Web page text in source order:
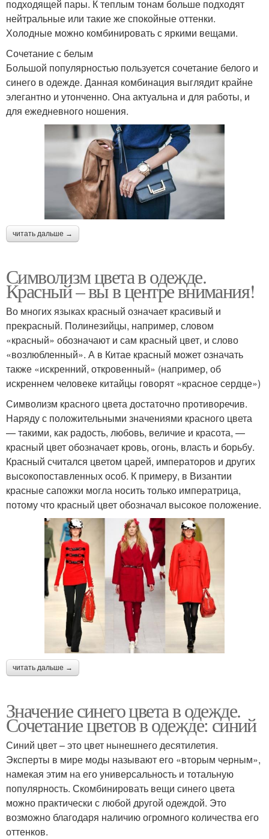
подходящей пары. К теплым тонам больше подходят
нейтральные или такие же спокойные оттенки.
Холодные можно комбинировать с яркими вещами.
Сочетание с белым
Большой популярностью пользуется сочетание белого и
синего в одежде. Данная комбинация выглядит крайне
элегантно и утонченно. Она актуальна и для работы, и
для ежедневного ношения.
читать дальше →
Символизм цвета в одежде.
Красный – вы в центре внимания!
Во многих языках красный означает красивый и
прекрасный. Полинезийцы, например, словом
«красный» обозначают и сам красный цвет, и слово
«возлюбленный». А в Китае красный может означать
также «искренний, откровенный» (например, об
искреннем человеке китайцы говорят «красное сердце»)
Символизм красного цвета достаточно противоречив.
Наряду с положительными значениями красного цвета
— такими, как радость, любовь, величие и красота, —
красный цвет обозначает кровь, огонь, власть и борьбу.
Красный считался цветом царей, императоров и других
высокопоставленных особ. К примеру, в Византии
красные сапожки могла носить только императрица,
потому что красный цвет обозначал высокое положение.
читать дальше →
Значение синего цвета в одежде.
Сочетание цветов в одежде: синий
Синий цвет – это цвет нынешнего десятилетия.
Эксперты в мире моды называют его «вторым черным»,
намекая этим на его универсальность и тотальную
популярность. Скомбинировать вещи синего цвета
можно практически с любой другой одеждой. Это
возможно благодаря наличию огромного количества его
оттенков.